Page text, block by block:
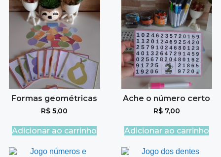
Formas geométricas
R$ 5,00
Adicionar ao carrinho
Ache o número certo
R$7,00
Adicionar ao carrinho